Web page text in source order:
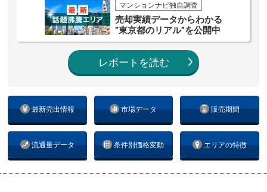
最新売出情報 市場データ 販売期間
流通量データ 条件別価格変動 エリアの特徴
マンションナビ独自調査
売却実績データからわかる
”東京都のリアル”を公開中
レポートを読む